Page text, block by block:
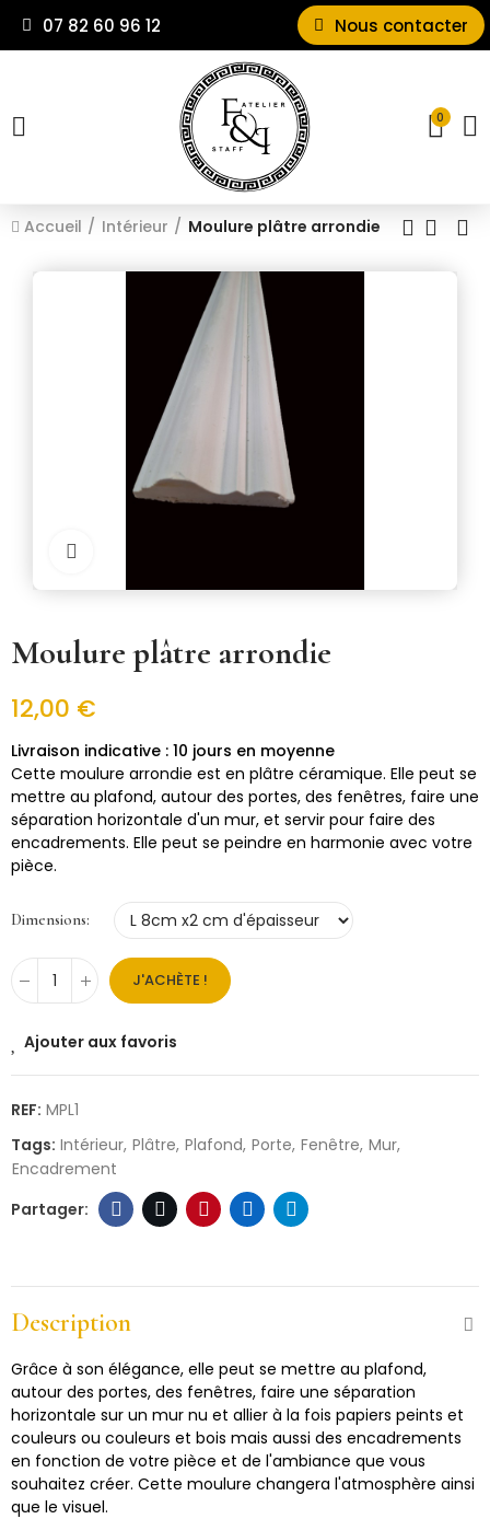
07 82 60 96 12 Nous contacter
0
Accueil Intérieur Moulure plâtre arrondie
Moulure plâtre arrondie
12,00 €
10 jours en moyenne
Cette moulure arrondie est en plâtre céramique. Elle peut se
mettre au plafond, autour des portes, des fenêtres, faire une
séparation horizontale d'un mur, et servir pour faire des
encadrements. Elle peut se peindre en harmonie avec votre
pièce.
Dimensions
J'ACHÈTE !
Ajouter aux favoris
REF: MPL1
Tags: Intérieur Plâtre Plafond Porte Fenêtre Mur
Encadrement
Description
Grâce à son élégance, elle peut se mettre au plafond,
autour des portes, des fenêtres, faire une séparation
horizontale sur un mur nu et allier à la fois papiers peints et
couleurs ou couleurs et bois mais aussi des encadrements
en fonction de votre pièce et de l'ambiance que vous
souhaitez créer. Cette moulure changera l'atmosphère ainsi
que le visuel.